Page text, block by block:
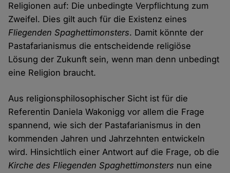
Religionen auf: Die unbedingte Verpflichtung zum
Zweifel. Dies gilt auch für die Existenz eines
Fliegenden Spaghettimonsters. Damit könnte der
Pastafarianismus die entscheidende religiöse
Lösung der Zukunft sein, wenn man denn unbedingt
eine Religion braucht.
Aus religionsphilosophischer Sicht ist für die
Referentin Daniela Wakonigg vor allem die Frage
spannend, wie sich der Pastafarianismus in den
kommenden Jahren und Jahrzehnten entwickeln
wird. Hinsichtlich einer Antwort auf die Frage, ob die
Kirche des Fliegenden Spaghettimonsters nun eine